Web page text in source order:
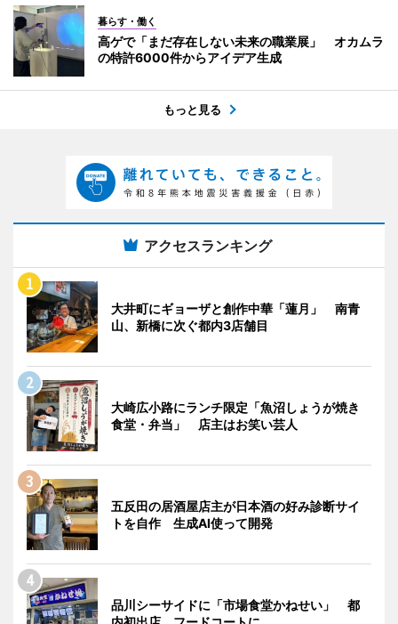
暮らす・働く
高ゲで「まだ存在しない未来の職業展」 オカムラ
の特許6000件からアイデア生成
もっと見る
アクセスランキング
大井町にギョーザと創作中華「蓮月」 南青
山、新橋に次ぐ都内3店舗目
大崎広小路にランチ限定「魚沼しょうが焼き
食堂・弁当」 店主はお笑い芸人
五反田の居酒屋店主が日本酒の好み診断サイ
トを自作 生成AI使って開発
品川シーサイドに「市場食堂かねせい」 都